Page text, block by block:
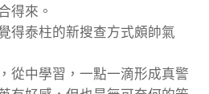
得來。
得泰柱的新搜查方式頗帥氣
從中學習，一點一滴形成真警